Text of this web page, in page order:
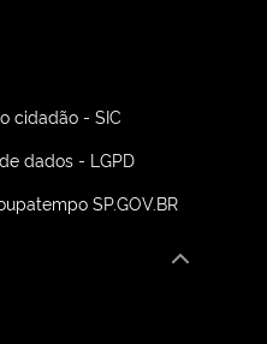
cidadão - SIC
dados - LGPD
SP.GOV.BR